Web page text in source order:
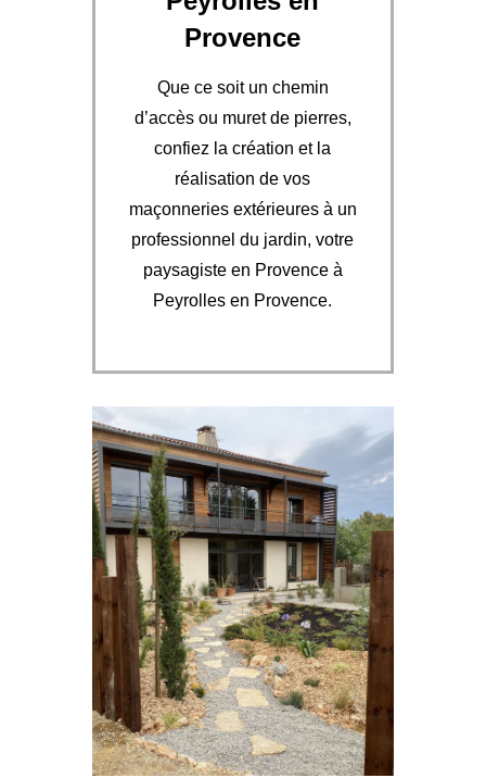
Provence
Que ce soit un chemin
d’accès ou muret de pierres,
confiez la création et la
réalisation de vos
maçonneries extérieures à un
professionnel du jardin, votre
paysagiste en Provence à
Peyrolles en Provence.